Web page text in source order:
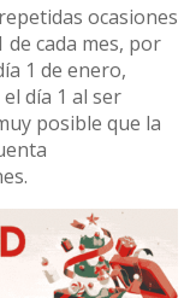
ocasiones
cada mes, por
1 de enero,
día 1 al ser
posible que la